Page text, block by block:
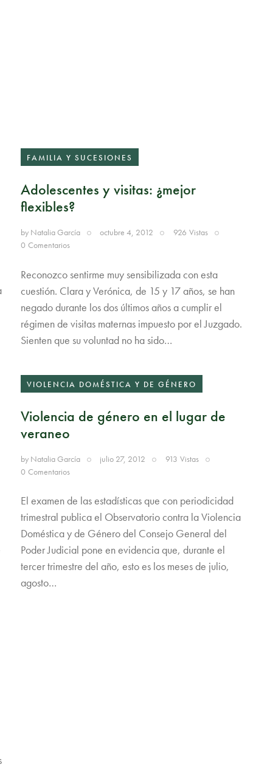
FAMILIA Y SUCESIONES
Adolescentes y visitas: ¿mejor
flexibles?
by Natalia García octubre 4, 2012 926 Vistas
0 Comentarios
Reconozco sentirme muy sensibilizada con esta
cuestión. Clara y Verónica, de 15 y 17 años, se han
negado durante los dos últimos años a cumplir el
régimen de visitas maternas impuesto por el Juzgado.
Sienten que su voluntad no ha sido…
VIOLENCIA DOMÉSTICA Y DE GÉNERO
Violencia de género en el lugar de
veraneo
by Natalia García julio 27, 2012 913 Vistas
0 Comentarios
El examen de las estadísticas que con periodicidad
trimestral publica el Observatorio contra la Violencia
Doméstica y de Género del Consejo General del
Poder Judicial pone en evidencia que, durante el
tercer trimestre del año, esto es los meses de julio,
agosto…